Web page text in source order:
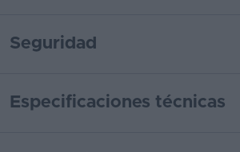
Seguridad
Especificaciones técnicas